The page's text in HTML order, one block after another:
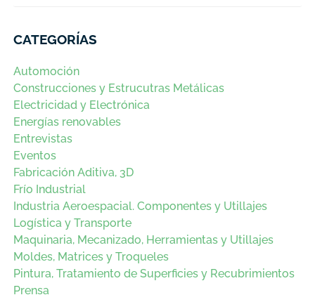
CATEGORÍAS
Automoción
Construcciones y Estrucutras Metálicas
Electricidad y Electrónica
Energías renovables
Entrevistas
Eventos
Fabricación Aditiva, 3D
Frío Industrial
Industria Aeroespacial. Componentes y Utillajes
Logística y Transporte
Maquinaria, Mecanizado, Herramientas y Utillajes
Moldes, Matrices y Troqueles
Pintura, Tratamiento de Superficies y Recubrimientos
Prensa